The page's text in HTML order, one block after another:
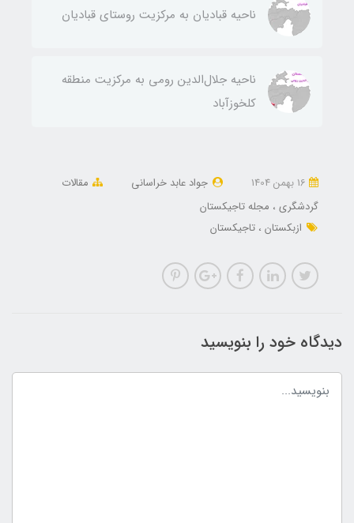
ناحيه قباديان به مركزيت روستای قباديان
ناحيه جلال‌الدين رومی به مركزيت منطقه
كلخوزآباد
جواد عابد خراسانی
مقالات
گردشگری
مجله تاجیکستان
ازبکستان تاجیکستان
دیدگاه خود را بنویسید